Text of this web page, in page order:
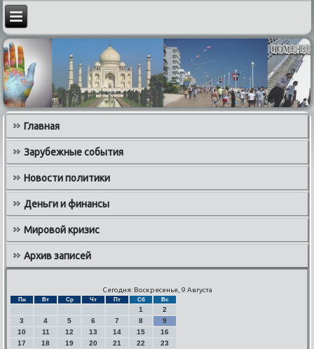
Главная
Зарубежные события
Новости политики
Деньги и финансы
Мировой кризис
Архив записей
Сегодня: Воскресенье, 9 Августа
Пн Вт Ср Чт Пт Сб Вс
1
2
3
4 5 6 7 8
9
10
11 12 13 14 15
16
17
18 19 20 21 22
23